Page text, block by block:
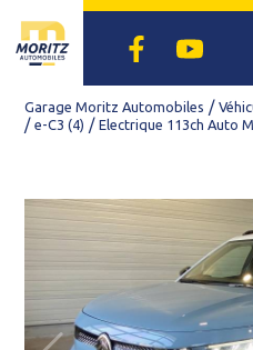
FacebookYoutube
Garage Moritz Automobiles
e-C3 (4)
Electrique 113ch Auto